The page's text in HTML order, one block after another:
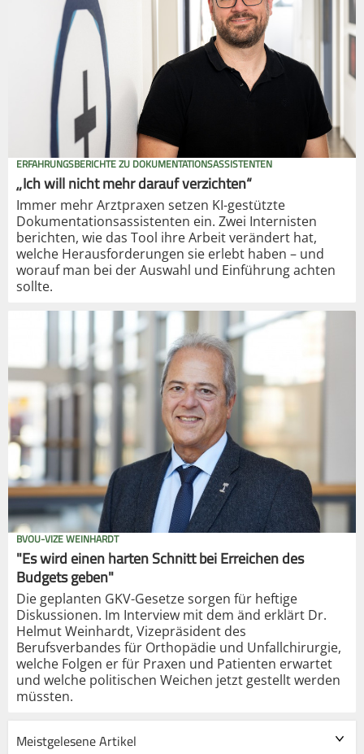
ERFAHRUNGSBERICHTE ZU DOKUMENTATIONSASSISTENTEN
„Ich will nicht mehr darauf verzichten“
Immer mehr Arztpraxen setzen KI-gestützte
Dokumentationsassistenten ein. Zwei Internisten
berichten, wie das Tool ihre Arbeit verändert hat,
welche Herausforderungen sie erlebt haben – und
worauf man bei der Auswahl und Einführung achten
sollte.
BVOU-VIZE WEINHARDT
"Es wird einen harten Schnitt bei Erreichen des
Budgets geben"
Die geplanten GKV-Gesetze sorgen für heftige
Diskussionen. Im Interview mit dem änd erklärt Dr.
Helmut Weinhardt, Vizepräsident des
Berufsverbandes für Orthopädie und Unfallchirurgie,
welche Folgen er für Praxen und Patienten erwartet
und welche politischen Weichen jetzt gestellt werden
müssten.
Meistgelesene Artikel